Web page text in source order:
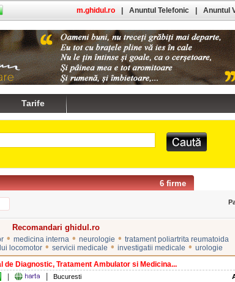
6 firme
Recomandari ghidul.ro
• medicina interna • neurologie • tratament poliartrita reumatoida
locomotor • servicii medicale • investigatii medicale • urologie
de Diagnostic, Tratament Ambulator si Medicina...
Bucuresti
m.ghidul.ro Anuntul Telefonic Anuntul
Tarife